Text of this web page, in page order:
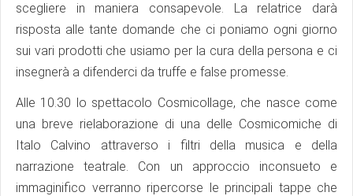
scegliere in maniera consapevole. La relatrice darà
risposta alle tante domande che ci poniamo ogni giorno
sui vari prodotti che usiamo per la cura della persona e ci
insegnerà a difenderci da truffe e false promesse.
Alle 10.30 lo spettacolo Cosmicollage, che nasce come
una breve rielaborazione di una delle Cosmicomiche di
Italo Calvino attraverso i filtri della musica e della
narrazione teatrale. Con un approccio inconsueto e
immaginifico verranno ripercorse le principali tappe che